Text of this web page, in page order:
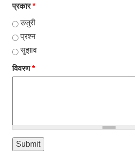
प्रकार*
उजुरी
प्रश्न
सुझाव
विवरण*